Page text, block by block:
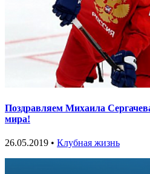
Поздравляем Михаила
мира!
26.05.2019 • Клубная жизнь